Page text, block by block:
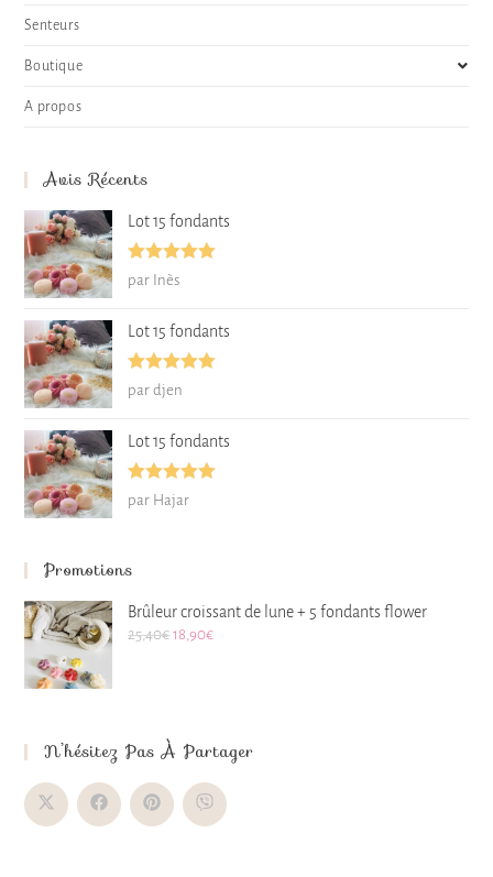
Senteurs
Boutique
A propos
Avis Récents
Lot 15 fondants
Note5sur
par Inès
Lot 15 fondants
Note5sur
par djen
Lot 15 fondants
Note5sur
par Hajar
Promotions
Brûleur croissant de lune + 5 fondants flower
25,40€ 18,90€
N’hésitez Pas À Partager